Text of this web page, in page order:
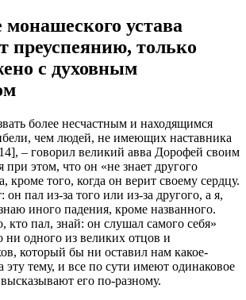
устава
преуспеянию, только
с духовным
более несчастным и находящимся
чем людей, не имеющих наставника
– говорил великий авва Дорофей своим
при этом, что он «не знает другого
кроме того, когда он верит своему сердцу.
он пал из-за того или из-за другого, а я,
иного падения, кроме названного.
кто пал, знай: он слушал самого себя»
ни одного из великих отцов и
который бы ни оставил нам какое-
эту тему, и все по сути имеют одинаковое
его по-разному.